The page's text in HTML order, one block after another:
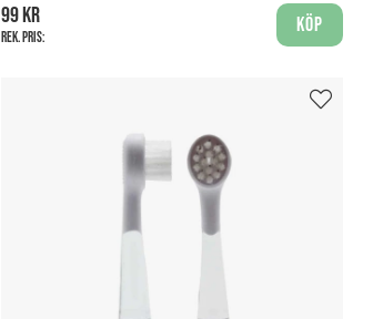
99 kr
Rek. pris:
Köp